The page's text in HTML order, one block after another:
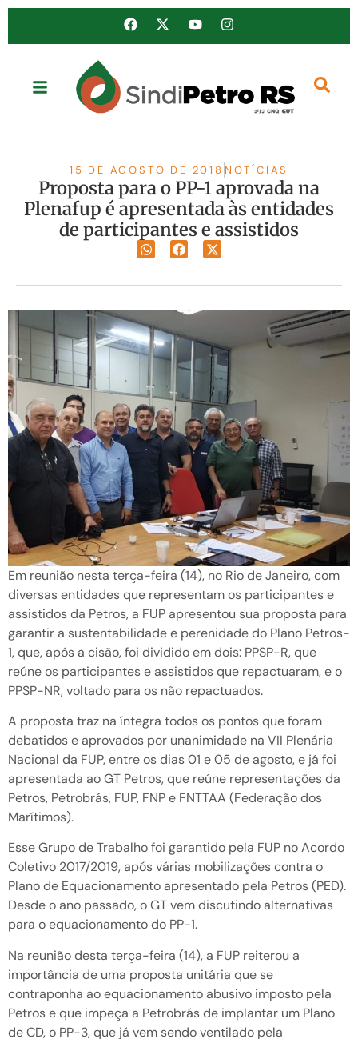
15 DE AGOSTO DE 2018 NOTÍCIAS
Proposta para o PP-1 aprovada na
Plenafup é apresentada às entidades
de participantes e assistidos
Em reunião nesta terça-feira (14), no Rio de Janeiro, com
diversas entidades que representam os participantes e
assistidos da Petros, a FUP apresentou sua proposta para
garantir a sustentabilidade e perenidade do Plano Petros-
1, que, após a cisão, foi dividido em dois: PPSP-R, que
reúne os participantes e assistidos que repactuaram, e o
PPSP-NR, voltado para os não repactuados.
A proposta traz na íntegra todos os pontos que foram
debatidos e aprovados por unanimidade na VII Plenária
Nacional da FUP, entre os dias 01 e 05 de agosto, e já foi
apresentada ao GT Petros, que reúne representações da
Petros, Petrobrás, FUP, FNP e FNTTAA (Federação dos
Marítimos).
Esse Grupo de Trabalho foi garantido pela FUP no Acordo
Coletivo 2017/2019, após várias mobilizações contra o
Plano de Equacionamento apresentado pela Petros (PED).
Desde o ano passado, o GT vem discutindo alternativas
para o equacionamento do PP-1.
Na reunião desta terça-feira (14), a FUP reiterou a
importância de uma proposta unitária que se
contraponha ao equacionamento abusivo imposto pela
Petros e que impeça a Petrobrás de implantar um Plano
de CD, o PP-3, que já vem sendo ventilado pela